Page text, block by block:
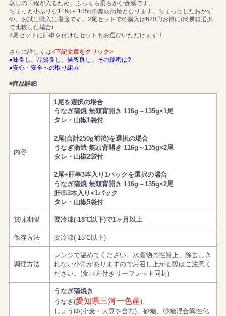
蒸しの工程が入るため、ふっくら柔らかな食感です。
ちょっと小ぶりな116g～135gの無頭蒲焼となります。ちょっとしたおかず
や、お試し購入に最適です。2尾セットでの購入は620円お得に(簡易箱選択
で比較した場合)
2尾セットに肝串を付けたセットもお選びいただけます！
さらに詳しくは<下記文章をクリック>
●味良し、品質良し、値段良し。その秘密は?
●安心・安全への取り組み
■商品詳細
内容
1尾を選択の場合
うなぎ蒲焼 無頭背開き 116g～135g×1尾
タレ・山椒1袋付
2尾(合計250g前後)を選択の場合
うなぎ蒲焼 無頭背開き 116g～135g×2尾
タレ・山椒2袋付
2尾+肝串3本入り1パックを選択の場合
うなぎ蒲焼 無頭背開き 116g～135g×2尾
肝串3本入り×1パック
タレ・山椒5袋付
賞味期限 要冷凍(-18℃以下)で1ヶ月以上
保存方法 要冷凍(-18℃以下)
調理方法
レンジで温めてください。水産物の性質上、除去しき
れない小骨がありますのでお召し上がる際はご注意く
ださい。(食べ方付きリーフレット同封)
うなぎ蒲焼き
うなぎ(愛知県三河一色産)、
しょうゆ(小麦・大豆を含む)、砂糖、砂糖混合異性化